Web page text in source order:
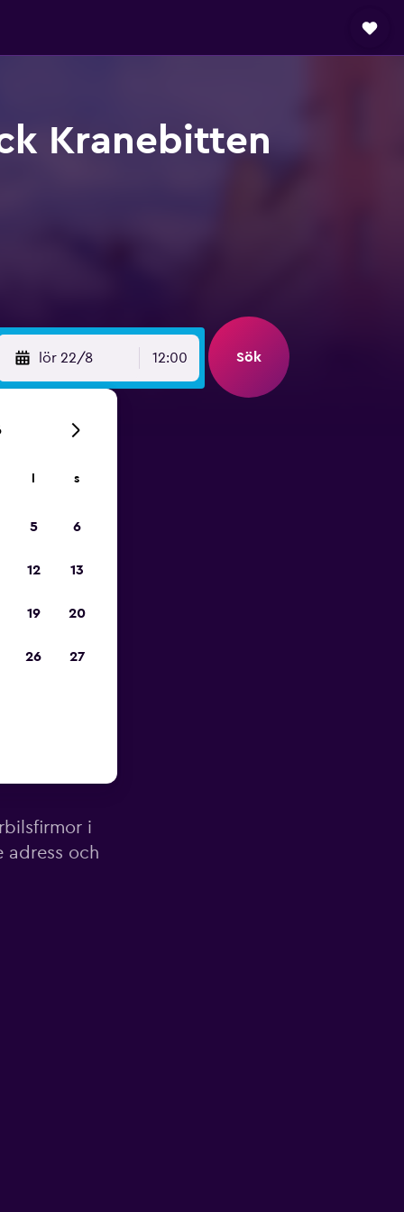
Kranebitten
lör 22/8 12:00 Sök
i
adress och
s
5 6
12 13
19 20
26 27